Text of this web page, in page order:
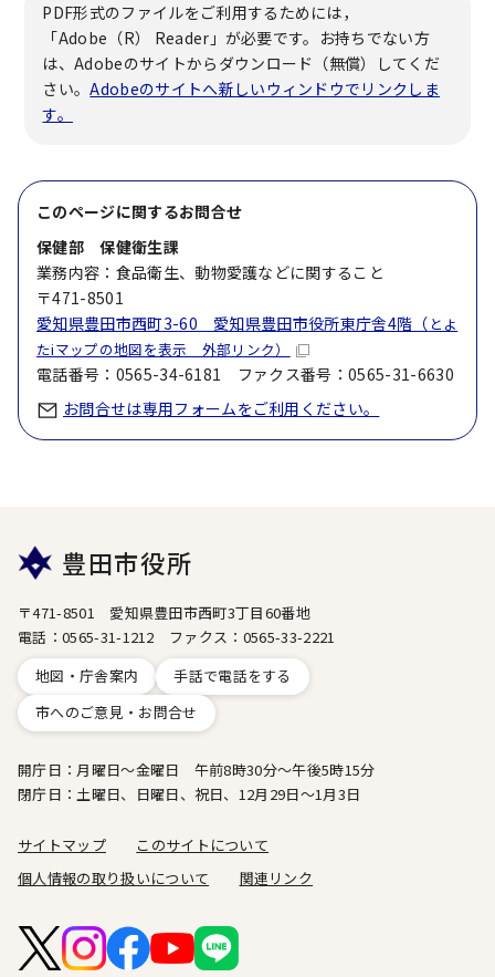
PDF形式のファイルをご利用するためには，
「Adobe（R） Reader」が必要です。お持ちでない方
は、Adobeのサイトからダウンロード（無償）してくだ
さい。Adobeのサイトへ新しいウィンドウでリンクしま
す。
このページに関するお問合せ
保健部 保健衛生課
業務内容：食品衛生、動物愛護などに関すること
〒471-8501
愛知県豊田市西町3-60 愛知県豊田市役所東庁舎4階（ とよ
たiマップの地図を表示 外部リンク）
電話番号：0565-34-6181 ファクス番号：0565-31-6630
お問合せは専用フォームをご利用ください。
豊田市役所
〒471-8501 愛知県豊田市西町3丁目60番地
電話：0565-31-1212 ファクス：0565-33-2221
地図・庁舎案内
手話で電話をする
市へのご意見・お問合せ
開庁日：月曜日～金曜日 午前8時30分～午後5時15分
閉庁日：土曜日、日曜日、祝日、12月29日～1月3日
サイトマップ
このサイトについて
個人情報の取り扱いについて
関連リンク